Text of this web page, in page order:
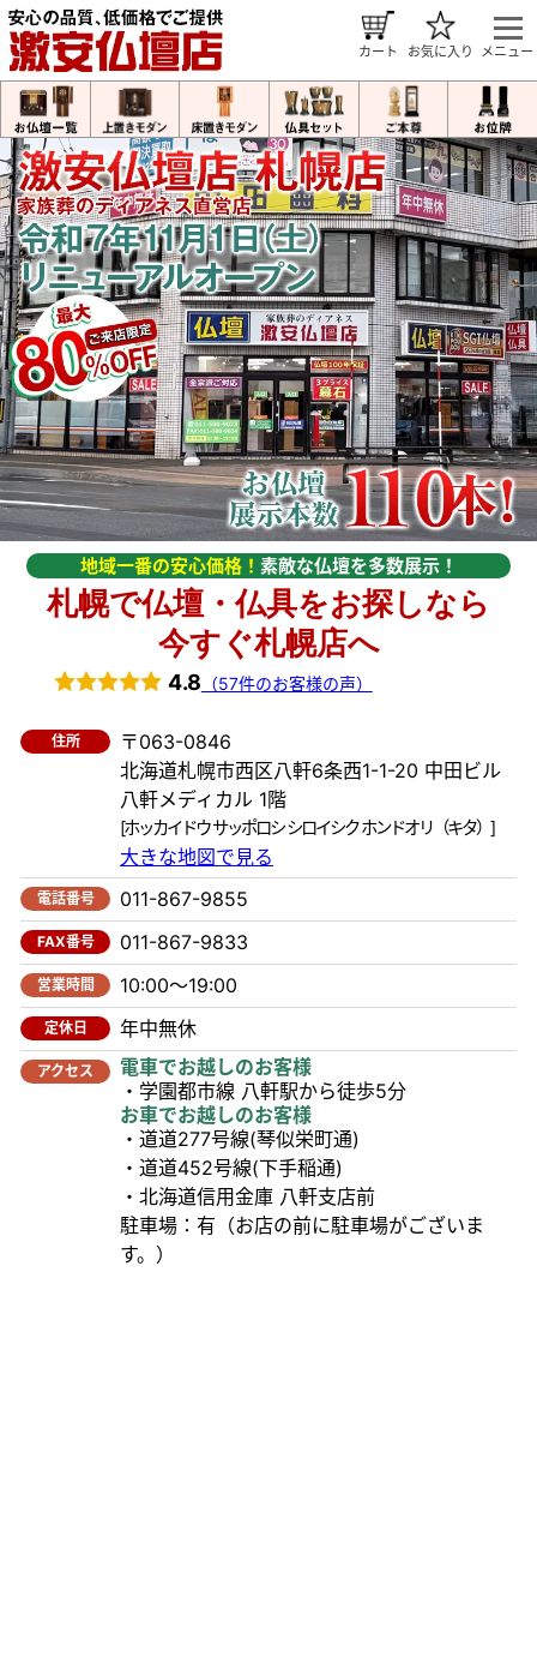
メニュー
お気に入り
カート
地域一番の安心価格！ 素敵な仏壇を多数展示！
札幌で仏壇・仏具をお探しなら
今すぐ札幌店へ
4.8 （57件のお客様の声）
住所
〒063-0846
北海道札幌市西区八軒6条西1-1-20 中田ビル
八軒メディカル 1階
[ホッカイドウ サッポロシ シロイシク ホンドオリ（キタ）]
大きな地図で見る
電話番号 011-867-9855
FAX番号 011-867-9833
営業時間 10:00～19:00
定休日 年中無休
アクセス
電車でお越しのお客様
・学園都市線 八軒駅から徒歩5分
お車でお越しのお客様
・道道277号線(琴似栄町通)
・道道452号線(下手稲通)
・北海道信用金庫 八軒支店前
駐車場：有（お店の前に駐車場がございま
す。）